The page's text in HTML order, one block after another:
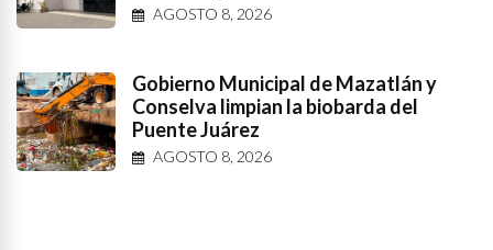
AGOSTO 8, 2026
Gobierno Municipal de Mazatlán y
Conselva limpian la biobarda del
Puente Juárez
AGOSTO 8, 2026